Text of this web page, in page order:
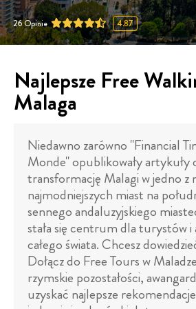
26Opinie 4.87
Najlepsze Free
Malaga
Niedawno zarówno "Financial
Monde" opublikowały artykuły
transformację Malagi w jedno z
najmodniejszych miast na
sennego andaluzyjskiego
stała się centrum dla turystów
całego świata. Chcesz
Dołącz do Free Tours w
rzymskie pozostałości,
uzyskać najlepsze